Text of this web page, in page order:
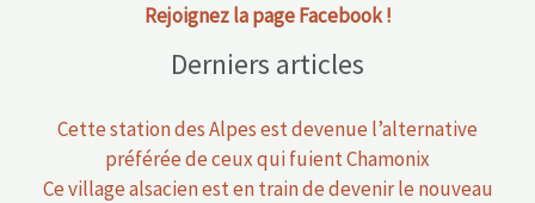
Rejoignez la page Facebook !
Derniers articles
Cette station des Alpes est devenue l’alternative
préférée de ceux qui fuient Chamonix
Ce village alsacien est en train de devenir le nouveau